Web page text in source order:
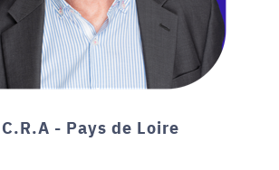
- Pays de Loire